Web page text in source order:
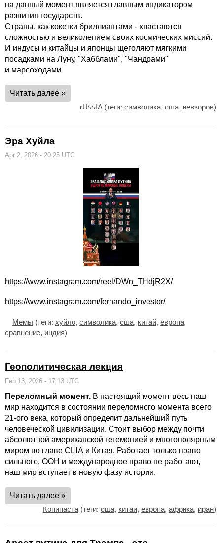
на данный момент является главным индикатором
развития государств.
Страны, как кокетки бриллиантами - хвастаются
сложностью и великолепием своих космических миссий.
И индусы и китайцы и японцы щеголяют мягкими
посадками на Луну, "Хабблами", "Чандрами"
и марсоходами.
Читать далее »
rUϟϟIA(теги: символика, сша, невзоров)
Эра Хуйла
Apr 2, 2026 - 20:25 UTC
https://www.instagram.com/reel/DWn_THdjR2X/
https://www.instagram.com/fernando_investor/
Мемы (теги: хуйло, символика, сша, китай, европа,
сравнение, индия)
Геополитическая лекция
Feb 13, 2026 - 17:13 UTC
Переломный момент. В настоящий момент весь наш
мир находится в состоянии переломного момента всего
21-ого века, который определит дальнейший путь
человеческой цивилизации. Стоит выбор между почти
абсолютной американской гегемонией и многополярным
миром во главе США и Китая. Работает только право
сильного, ООН и международное право не работают,
наш мир вступает в новую фазу истории.
Читать далее »
Копипаста (теги: сша, китай, европа, африка, иран)